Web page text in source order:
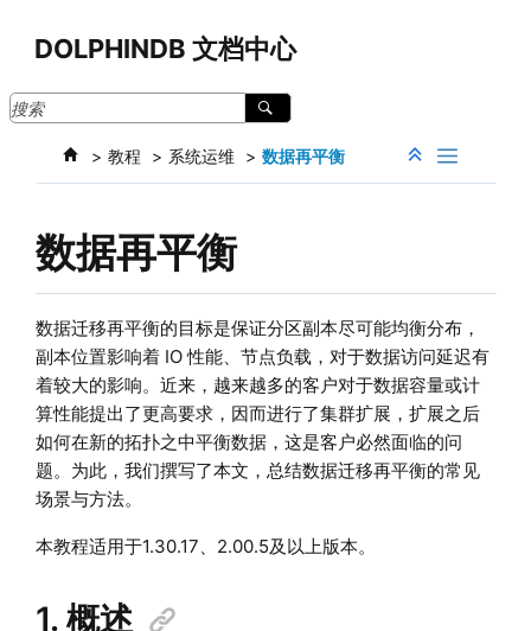
DOLPHINDB 文档中心
教程 系统运维 数据再平衡
数据再平衡
数据迁移再平衡的目标是保证分区副本尽可能均衡分布，
副本位置影响着 IO 性能、节点负载，对于数据访问延迟有
着较大的影响。近来，越来越多的客户对于数据容量或计
算性能提出了更高要求，因而进行了集群扩展，扩展之后
如何在新的拓扑之中平衡数据，这是客户必然面临的问
题。为此，我们撰写了本文，总结数据迁移再平衡的常见
场景与方法。
本教程适用于1.30.17、2.00.5及以上版本。
1. 概述